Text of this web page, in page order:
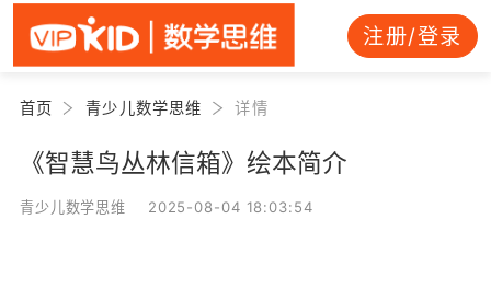
注册/登录
首页 青少儿数学思维 详情
《智慧鸟丛林信箱》绘本简介
青少儿数学思维 2025-08-04 18:03:54